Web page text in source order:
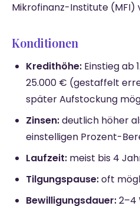
Mikrofinanz-Institute (MFI)
Konditionen
Kredithöhe: Einstieg ab
25.000 € (gestaffelt
später Aufstockung
Zinsen:deutlich höher
einstelligen Prozent-
Laufzeit: meist bis 4
Tilgungspause:oft
Bewilligungsdauer:2–4